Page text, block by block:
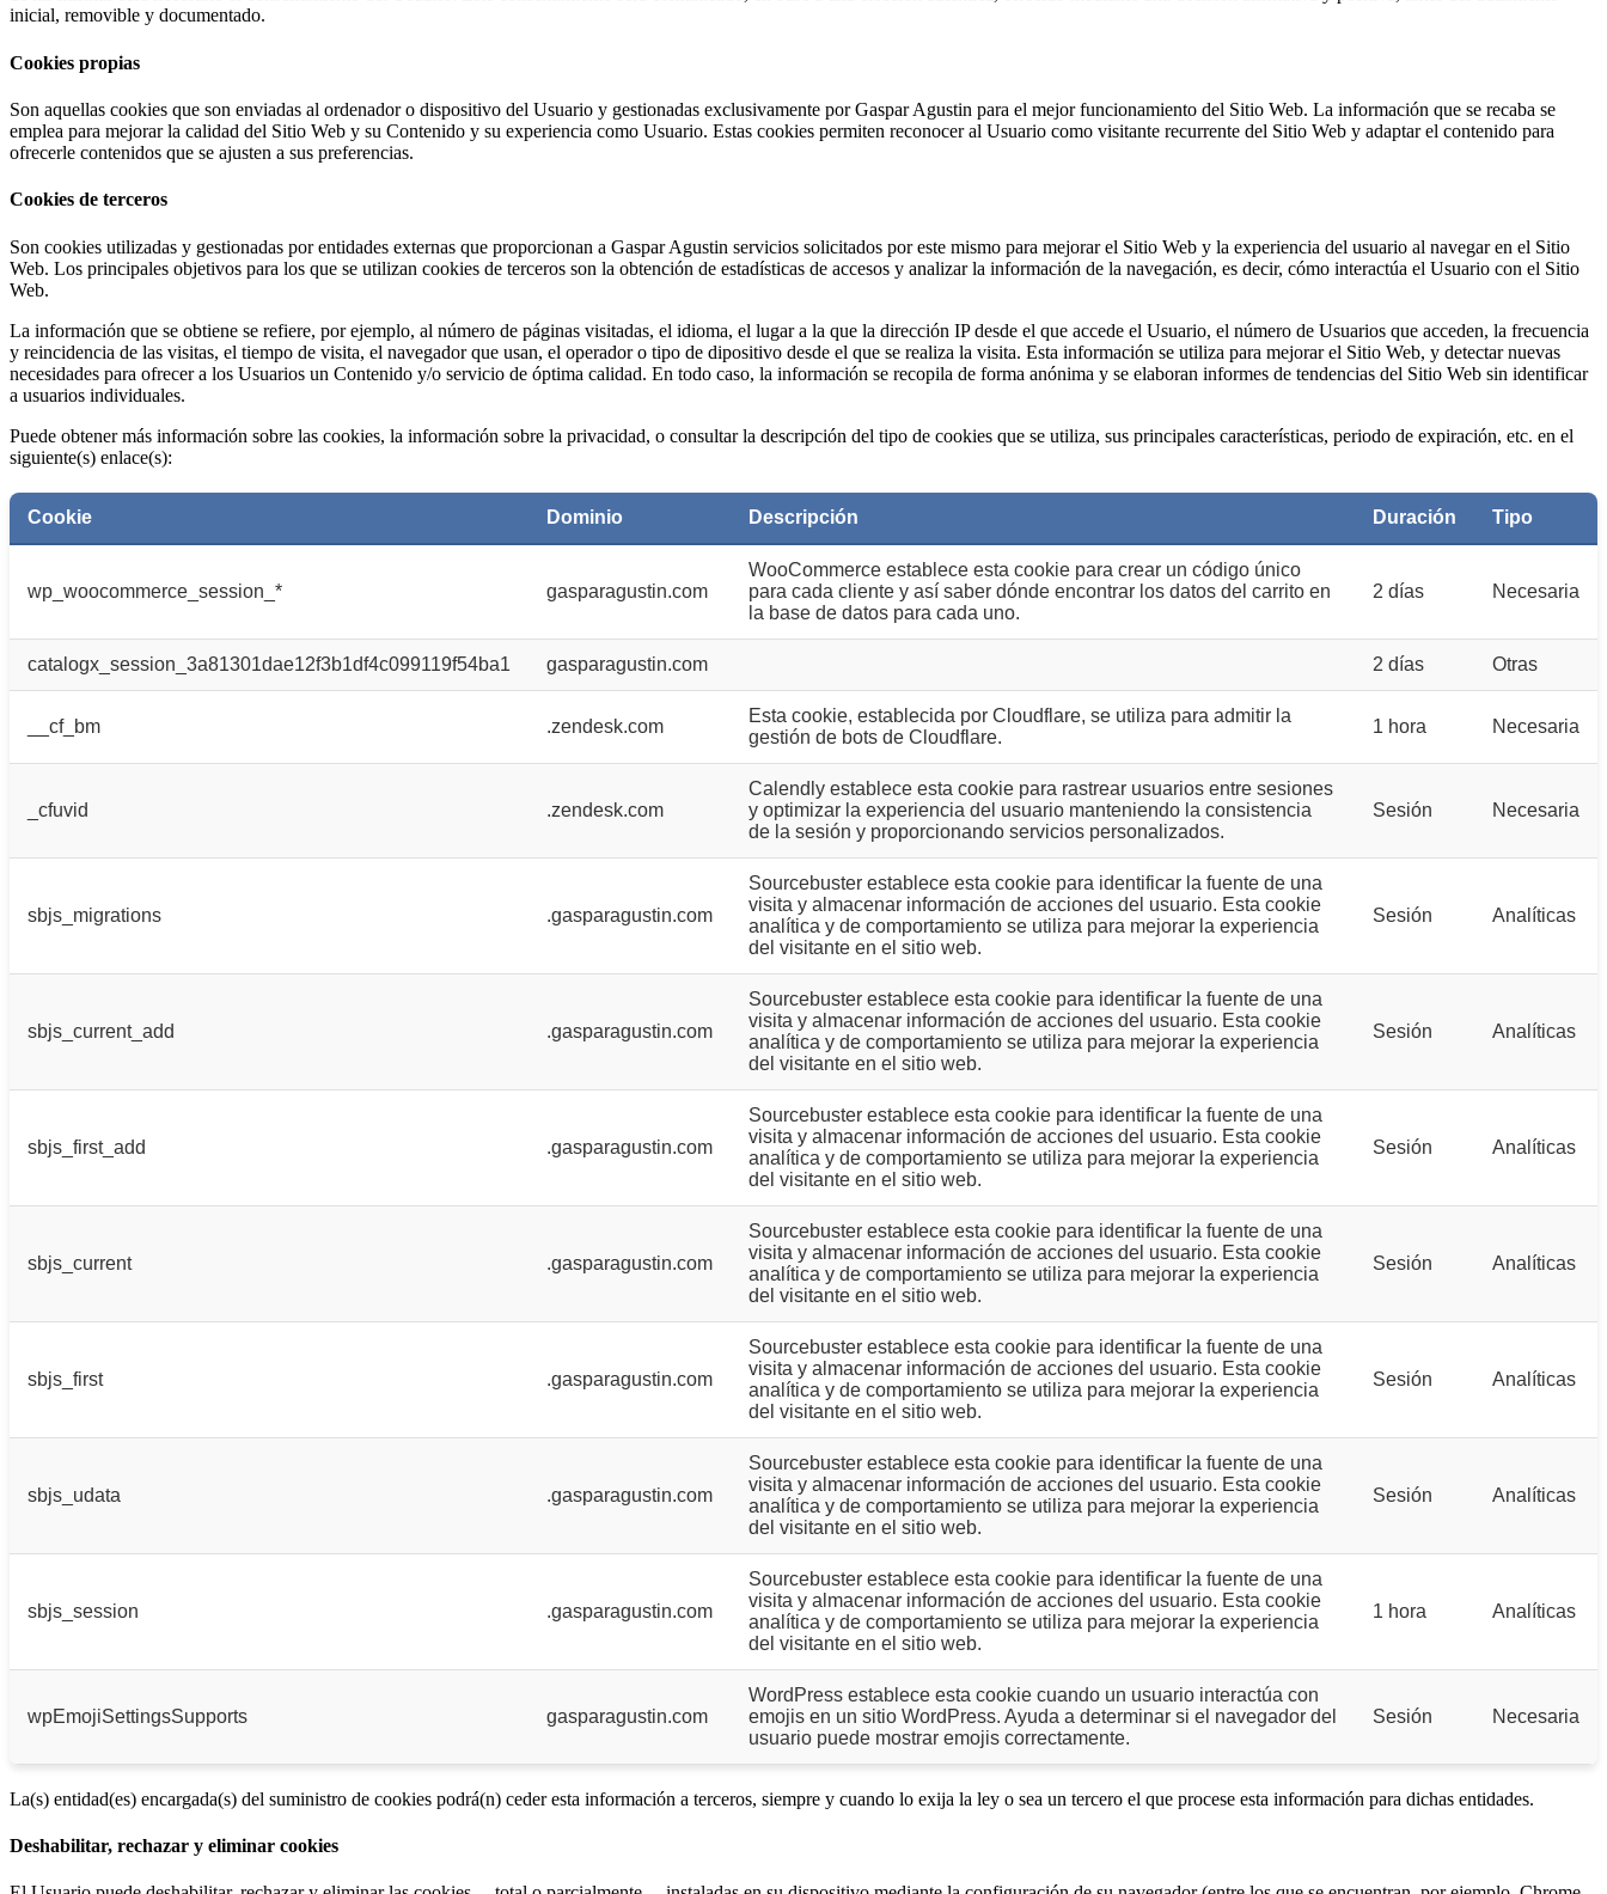
inicial, removible y documentado.
Cookies propias
Son aquellas cookies que son enviadas al ordenador o dispositivo del Usuario y gestionadas exclusivamente porGaspar Agustin para el mejor funcionamiento del Sitio Web. La información que se recaba se
emplea para mejorar la calidad del Sitio Web y su Contenido y su experiencia como Usuario. Estas cookies permiten reconocer al Usuario como visitante recurrente del Sitio Web y adaptar el contenido para
ofrecerle contenidos que se ajusten a sus preferencias.
Cookies de terceros
Son cookies utilizadas y gestionadas por entidades externas que proporcionan a Gaspar Agustin servicios solicitados por este mismo para mejorar el Sitio Web y la experiencia del usuario al navegar en el Sitio
Web. Los principales objetivos para los que se utilizan cookies de terceros son la obtención de estadísticas de accesos y analizar la información de la navegación, es decir, cómo interactúa el Usuario con el Sitio
Web.
La información que se obtiene se refiere, por ejemplo, al número de páginas visitadas, el idioma, el lugar a la que la dirección IP desde el que accede el Usuario, el número de Usuarios que acceden, la frecuencia
y reincidencia de las visitas, el tiempo de visita, el navegador que usan, el operador o tipo de dipositivo desde el que se realiza la visita. Esta información se utiliza para mejorar el Sitio Web, y detectar nuevas
necesidades para ofrecer a los Usuarios un Contenido y/o servicio de óptima calidad. En todo caso, la información se recopila de forma anónima y se elaboran informes de tendencias del Sitio Web sin identificar
a usuarios individuales.
Puede obtener más información sobre las cookies, la información sobre la privacidad, o consultar la descripción del tipo de cookies que se utiliza, sus principales características, periodo de expiración, etc. en el
siguiente(s) enlace(s):
Cookie Dominio Descripción Duración Tipo
wp_woocommerce_session_* gasparagustin.com
WooCommerce establece esta cookie para crear un código único
para cada cliente y así saber dónde encontrar los datos del carrito en
la base de datos para cada uno.
2 días Necesaria
catalogx_session_3a81301dae12f3b1df4c099119f54ba1 gasparagustin.com 2 días Otras
__cf_bm .zendesk.com
Esta cookie, establecida por Cloudflare, se utiliza para admitir la
gestión de bots de Cloudflare.
1 hora Necesaria
_cfuvid .zendesk.com
Calendly establece esta cookie para rastrear usuarios entre sesiones
y optimizar la experiencia del usuario manteniendo la consistencia
de la sesión y proporcionando servicios personalizados.
Sesión Necesaria
sbjs_migrations .gasparagustin.com
Sourcebuster establece esta cookie para identificar la fuente de una
visita y almacenar información de acciones del usuario. Esta cookie
analítica y de comportamiento se utiliza para mejorar la experiencia
del visitante en el sitio web.
Sesión Analíticas
sbjs_current_add .gasparagustin.com
Sourcebuster establece esta cookie para identificar la fuente de una
visita y almacenar información de acciones del usuario. Esta cookie
analítica y de comportamiento se utiliza para mejorar la experiencia
del visitante en el sitio web.
Sesión Analíticas
sbjs_first_add .gasparagustin.com
Sourcebuster establece esta cookie para identificar la fuente de una
visita y almacenar información de acciones del usuario. Esta cookie
analítica y de comportamiento se utiliza para mejorar la experiencia
del visitante en el sitio web.
Sesión Analíticas
sbjs_current .gasparagustin.com
Sourcebuster establece esta cookie para identificar la fuente de una
visita y almacenar información de acciones del usuario. Esta cookie
analítica y de comportamiento se utiliza para mejorar la experiencia
del visitante en el sitio web.
Sesión Analíticas
sbjs_first .gasparagustin.com
Sourcebuster establece esta cookie para identificar la fuente de una
visita y almacenar información de acciones del usuario. Esta cookie
analítica y de comportamiento se utiliza para mejorar la experiencia
del visitante en el sitio web.
Sesión Analíticas
sbjs_udata .gasparagustin.com
Sourcebuster establece esta cookie para identificar la fuente de una
visita y almacenar información de acciones del usuario. Esta cookie
analítica y de comportamiento se utiliza para mejorar la experiencia
del visitante en el sitio web.
Sesión Analíticas
sbjs_session .gasparagustin.com
Sourcebuster establece esta cookie para identificar la fuente de una
visita y almacenar información de acciones del usuario. Esta cookie
analítica y de comportamiento se utiliza para mejorar la experiencia
del visitante en el sitio web.
1 hora Analíticas
wpEmojiSettingsSupports gasparagustin.com
WordPress establece esta cookie cuando un usuario interactúa con
emojis en un sitio WordPress. Ayuda a determinar si el navegador del
usuario puede mostrar emojis correctamente.
Sesión Necesaria
La(s) entidad(es) encargada(s) del suministro de cookies podrá(n) ceder esta información a terceros, siempre y cuando lo exija la ley o sea un tercero el que procese esta información para dichas entidades.
Deshabilitar, rechazar y eliminar cookies